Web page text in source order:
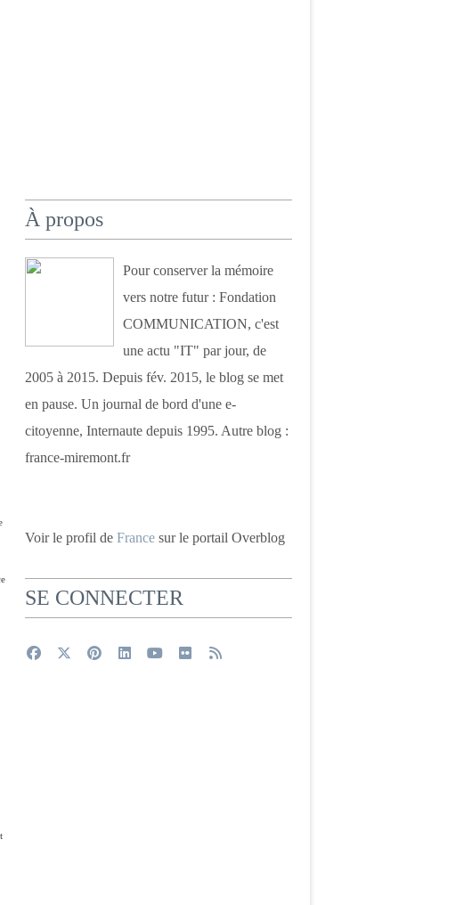
À propos
Pour conserver la mémoire
vers notre futur : Fondation
COMMUNICATION, c'est
une actu "IT" par jour, de
2005 à 2015. Depuis fév. 2015, le blog se met
en pause. Un journal de bord d'une e-
citoyenne, Internaute depuis 1995. Autre blog :
france-miremont.fr
Voir le profil de France sur le portail Overblog
SE CONNECTER